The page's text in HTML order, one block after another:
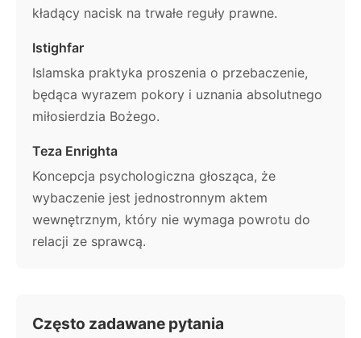
kładący nacisk na trwałe reguły prawne.
Istighfar
Islamska praktyka proszenia o przebaczenie,
będąca wyrazem pokory i uznania absolutnego
miłosierdzia Bożego.
Teza Enrighta
Koncepcja psychologiczna głosząca, że
wybaczenie jest jednostronnym aktem
wewnętrznym, który nie wymaga powrotu do
relacji ze sprawcą.
Często zadawane pytania